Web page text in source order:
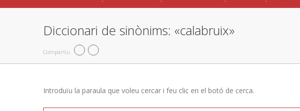
Diccionari de sinònims: «calabruix»
Compartiu
Introduïu la paraula que voleu cercar i feu clic en el botó de cerca.